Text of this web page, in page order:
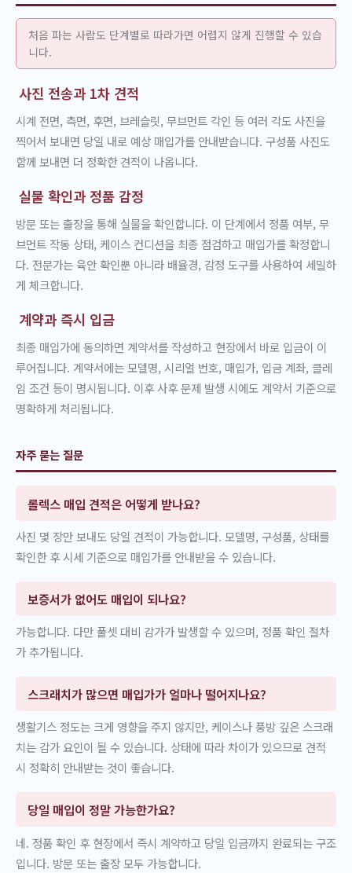
처음 파는 사람도 단계별로 따라가면 어렵지 않게 진행할 수 있습
니다.
사진 전송과 1차 견적
시계 전면, 측면, 후면, 브레슬릿, 무브먼트 각인 등 여러 각도 사진을
찍어서 보내면 당일 내로 예상 매입가를 안내받습니다. 구성품 사진도
함께 보내면 더 정확한 견적이 나옵니다.
실물 확인과 정품 감정
방문 또는 출장을 통해 실물을 확인합니다. 이 단계에서 정품 여부, 무
브먼트 작동 상태, 케이스 컨디션을 최종 점검하고 매입가를 확정합니
다. 전문가는 육안 확인뿐 아니라 배율경, 감정 도구를 사용하여 세밀하
게 체크합니다.
계약과 즉시 입금
최종 매입가에 동의하면 계약서를 작성하고 현장에서 바로 입금이 이
루어집니다. 계약서에는 모델명, 시리얼 번호, 매입가, 입금 계좌, 클레
임 조건 등이 명시됩니다. 이후 사후 문제 발생 시에도 계약서 기준으로
명확하게 처리됩니다.
자주 묻는 질문
롤렉스 매입 견적은 어떻게 받나요?
사진 몇 장만 보내도 당일 견적이 가능합니다. 모델명, 구성품, 상태를
확인한 후 시세 기준으로 매입가를 안내받을 수 있습니다.
보증서가 없어도 매입이 되나요?
가능합니다. 다만 풀셋 대비 감가가 발생할 수 있으며, 정품 확인 절차
가 추가됩니다.
스크래치가 많으면 매입가가 얼마나 떨어지나요?
생활기스 정도는 크게 영향을 주지 않지만, 케이스나 풍방 깊은 스크래
치는 감가 요인이 될 수 있습니다. 상태에 따라 차이가 있으므로 견적
시 정확히 안내받는 것이 좋습니다.
당일 매입이 정말 가능한가요?
네. 정품 확인 후 현장에서 즉시 계약하고 당일 입금까지 완료되는 구조
입니다. 방문 또는 출장 모두 가능합니다.